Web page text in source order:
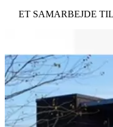
ET SAMARBEJDE